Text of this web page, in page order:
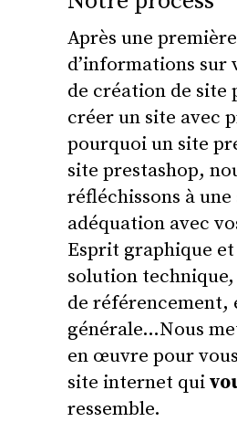
Après une
d’informations sur
de création de site
créer un site avec
pourquoi un site
site prestashop,
réfléchissons à
adéquation avec
Esprit graphique
solution
de référencement,
générale…Nous
en œuvre pour
site internet qui
ressemble.